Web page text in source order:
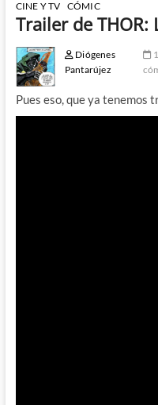
CINE Y TV CÓMIC
Trailer de THOR:
Diógenes
Pantarújez
Pues eso, que ya tenemos